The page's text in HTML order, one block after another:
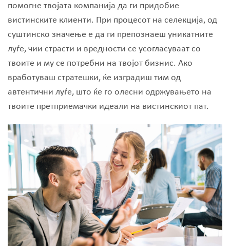
помогне твојата компанија да ги придобие
вистинските клиенти. При процесот на селекција, од
суштинско значење е да ги препознаеш уникатните
луѓе, чии страсти и вредности се усогласуваат со
твоите и му се потребни на твојот бизнис. Ако
вработуваш стратешки, ќе изградиш тим од
автентични луѓе, што ќе го олесни одржувањето на
твоите претприемачки идеали на вистинскиот пат.